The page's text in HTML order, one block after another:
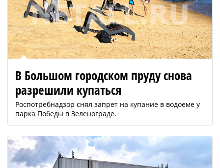
В Большом городском пруду снова
разрешили купаться
Роспотребнадзор снял запрет на купание в водоеме у
парка Победы в Зеленограде.